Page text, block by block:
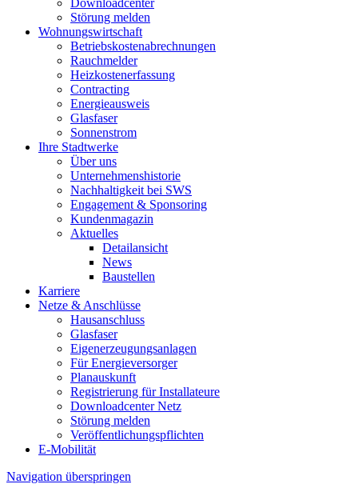
Störung melden
Wohnungswirtschaft
Betriebskostenabrechnungen
Rauchmelder
Heizkostenerfassung
Contracting
Energieausweis
Glasfaser
Sonnenstrom
Ihre Stadtwerke
Über uns
Unternehmenshistorie
Nachhaltigkeit bei SWS
Engagement & Sponsoring
Kundenmagazin
Aktuelles
Detailansicht
News
Baustellen
Karriere
Netze & Anschlüsse
Hausanschluss
Glasfaser
Eigenerzeugungsanlagen
Für Energieversorger
Planauskunft
Registrierung für Installateure
Downloadcenter Netz
Störung melden
Veröffentlichungspflichten
E-Mobilität
Navigation überspringen